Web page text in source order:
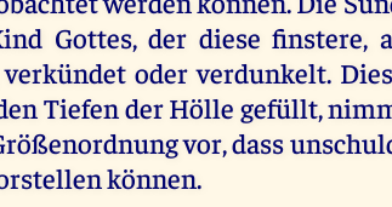
Gottes, der diese finstere,
oder verdunkelt.
Tiefen der Hölle gefüllt,
vor, dass
können.